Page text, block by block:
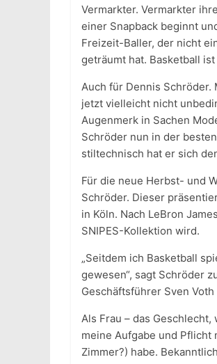
Vermarkter. Vermarkter
einer Snapback beginnt
Freizeit-Baller, der nicht
geträumt hat. Basketball
Auch für Dennis Schröder.
jetzt vielleicht nicht
Augenmerk in Sachen
Schröder nun in der
stiltechnisch hat er sich
Für die neue Herbst- und
Schröder. Dieser
in Köln. Nach LeBron
SNIPES-Kollektion wird.
„Seitdem ich Basketball
gewesen“, sagt Schröder
Geschäftsführer Sven
Als Frau – das
meine Aufgabe und Pflicht
Zimmer?) habe.